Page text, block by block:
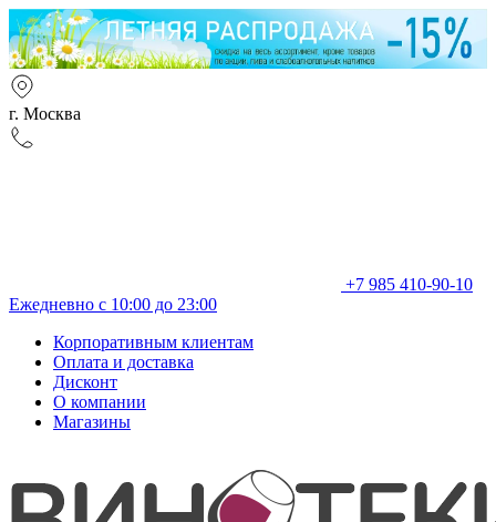
г. Москва
+7 985 410-90-10
Ежедневно с 10:00 до 23:00
Корпоративным клиентам
Оплата и доставка
Дисконт
О компании
Магазины